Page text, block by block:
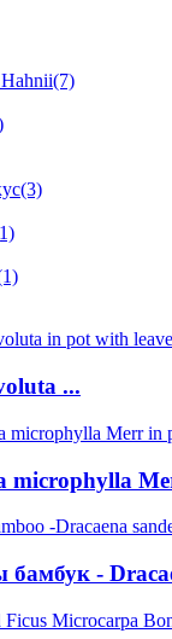
(7)
(3)
...
microphylla
бамбук -